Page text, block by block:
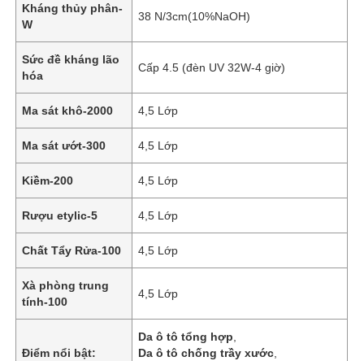
Tin tức
Các vụ án
Chất liệu da PVC
Vật liệu da sinh thái
Kháng thủy phân-
W
38 N/3cm(10%NaOH)
Sức đề kháng lão
hóa
Cấp 4.5 (đèn UV 32W-4 giờ)
Ma sát khô-2000 4,5 Lớp
Ma sát ướt-300 4,5 Lớp
Kiềm-200 4,5 Lớp
Rượu etylic-5 4,5 Lớp
Chất Tẩy Rửa-100 4,5 Lớp
Xà phòng trung
tính-100
4,5 Lớp
Điểm nổi bật:
Da ô tô tổng hợp
Da ô tô chống trầy xước